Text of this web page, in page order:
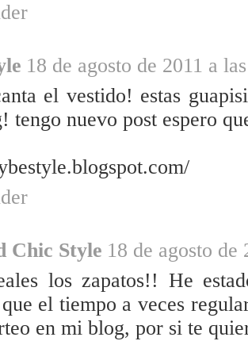
18 de agosto de 2011 a
el vestido! estas
tengo nuevo post espero
Chic Style 18 de agosto de
los zapatos!! He
el tiempo a veces
en mi blog, por si te